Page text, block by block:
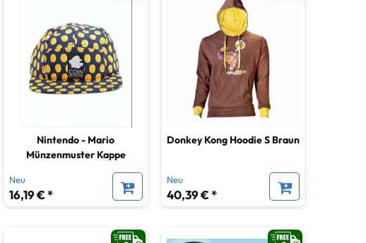
Nintendo - Mario
Münzenmuster Kappe
Neu
16,19 € *
Donkey Kong Hoodie S Braun
Neu
40,39 € *